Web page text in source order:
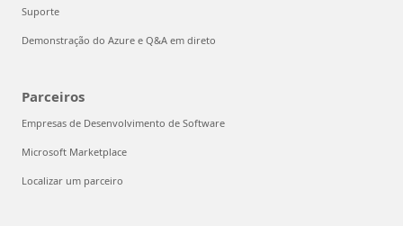
Suporte
Demonstração do Azure e Q&A em direto
Parceiros
Empresas de Desenvolvimento de Software
Microsoft Marketplace
Localizar um parceiro